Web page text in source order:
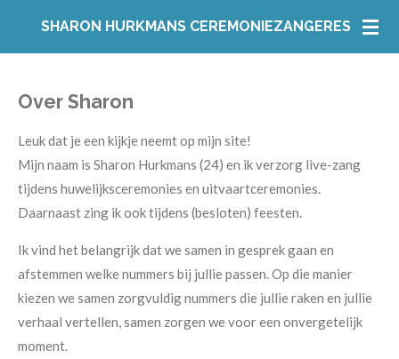
de
SHARON HURKMANS CEREMONIEZANGERES
Over Sharon
Leuk dat je een kijkje neemt op mijn site!
Mijn naam is Sharon Hurkmans (24) en ik verzorg live-zang
tijdens huwelijksceremonies en uitvaartceremonies.
Daarnaast zing ik ook tijdens (besloten) feesten.
Ik vind het belangrijk dat we samen in gesprek gaan en
afstemmen welke nummers bij jullie passen. Op die manier
kiezen we samen zorgvuldig nummers die jullie raken en jullie
verhaal vertellen, samen zorgen we voor een onvergetelijk
moment.